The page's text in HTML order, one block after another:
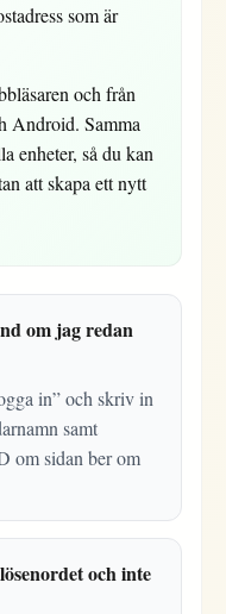
som är
och från
Android. Samma
enheter, så du kan
att skapa ett nytt
om jag redan
in” och skriv in
samt
om sidan ber om
och inte